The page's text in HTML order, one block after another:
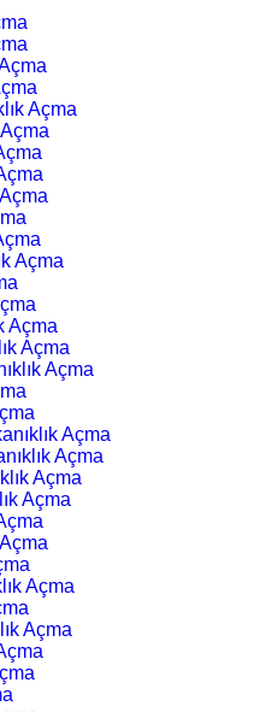
Açma
Açma
Açma
Açma
Açma
Açma
Açma
Açma
Açma
Açma
Açma